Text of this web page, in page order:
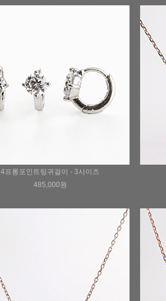
4프롱포인트링귀걸이 - 3사이즈
485,000원